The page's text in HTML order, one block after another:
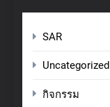
SAR
Uncategorized
กิจกรรม